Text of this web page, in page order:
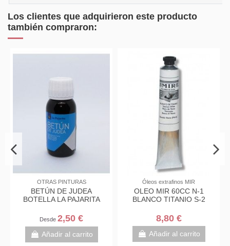
Los clientes que adquirieron este producto
también compraron:
Óleos extrafinos MIR
OLEO MIR 60CC N-1
BLANCO TITANIO S-2
8,80 €
Añadir al carrito
PRODUCTOS
SECANTE DE
PARA OLEO MIR
Añadir al